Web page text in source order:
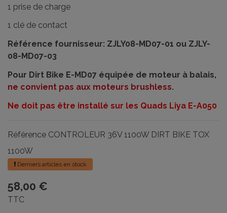
1 prise de charge
1 clé de contact
Référence fournisseur: ZJLY08-MD07-01 ou ZJLY-
08-MD07-03
Pour Dirt Bike E-MD07 équipée de moteur à balais,
ne convient pas aux moteurs brushless.
Ne doit pas être installé sur les Quads Liya E-A050
Référence CONTROLEUR 36V 1100W DIRT BIKE TOX
1100W
Derniers articles en stock
58,00 €
TTC